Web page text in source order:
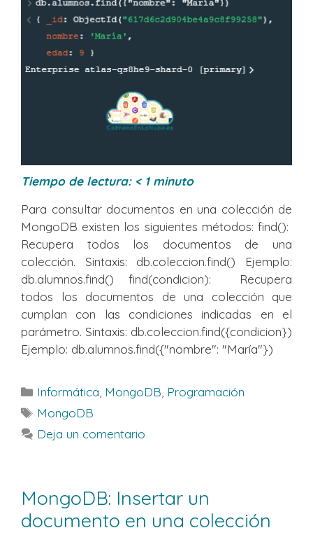
Tiempo de lectura: < 1 minuto
Para consultar documentos en una colección de
MongoDB existen los siguientes métodos: find():
Recupera todos los documentos de una
colección. Sintaxis: db.coleccion.find() Ejemplo:
db.alumnos.find() find(condicion): Recupera
todos los documentos de una colección que
cumplan con las condiciones indicadas en el
parámetro. Sintaxis: db.coleccion.find({condicion})
Ejemplo: db.alumnos.find({"nombre": "María"})
Categorías
Informática MongoDB Programación
Etiquetas
MongoDB
Deja un comentario
MongoDB: Insertar un
documento en una colección